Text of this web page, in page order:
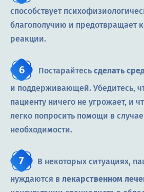
способствует
благополучию и предотвращает
реакции.
Постарайтесь сделать
и поддерживающей. Убедитесь,
пациенту ничего не угрожает, и
легко попросить помощи в случае
необходимости.
В некоторых ситуациях,
нуждаются в лекарственном